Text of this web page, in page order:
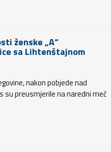
ženske „A“
sa Lihtenštajnom
nakon pobjede nad
su preusmjerile na naredni meč